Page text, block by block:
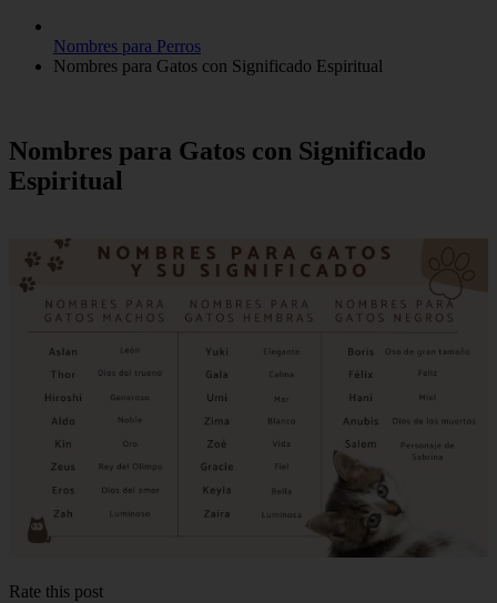
Nombres para Perros
Nombres para Gatos con Significado Espiritual
Nombres para Gatos con Significado
Espiritual
Rate this post